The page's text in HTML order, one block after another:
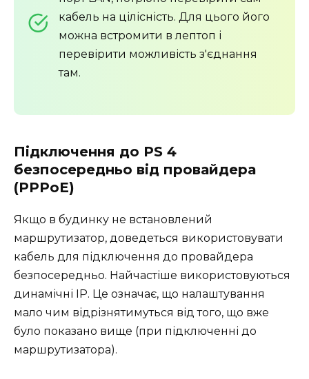
кабель на цілісність. Для цього його
можна встромити в лептоп і
перевірити можливість з'єднання
там.
Підключення до PS 4
безпосередньо від провайдера
(PPPoE)
Якщо в будинку не встановлений
маршрутизатор, доведеться використовувати
кабель для підключення до провайдера
безпосередньо. Найчастіше використовуються
динамічні IP. Це означає, що налаштування
мало чим відрізнятимуться від того, що вже
було показано вище (при підключенні до
маршрутизатора).